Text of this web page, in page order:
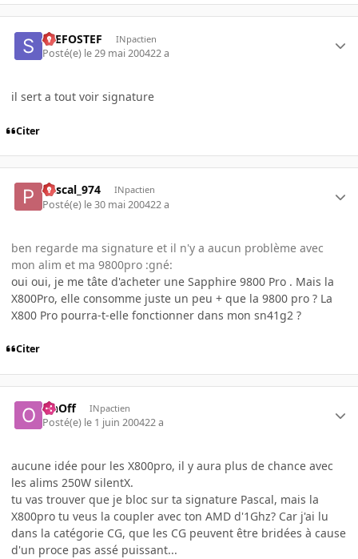
STEFOSTEF INpactien
Posté(e) le 29 mai 200422 a
il sert a tout voir signature
Citer
Pascal_974 INpactien
Posté(e) le 30 mai 200422 a
ben regarde ma signature et il n'y a aucun problème avec
mon alim et ma 9800pro :gné:
oui oui, je me tâte d'acheter une Sapphire 9800 Pro . Mais la
X800Pro, elle consomme juste un peu + que la 9800 pro ? La
X800 Pro pourra-t-elle fonctionner dans mon sn41g2 ?
Citer
OnOff INpactien
Posté(e) le 1 juin 200422 a
aucune idée pour les X800pro, il y aura plus de chance avec
les alims 250W silentX.
tu vas trouver que je bloc sur ta signature Pascal, mais la
X800pro tu veus la coupler avec ton AMD d'1Ghz? Car j'ai lu
dans la catégorie CG, que les CG peuvent être bridées à cause
d'un proce pas assé puissant...